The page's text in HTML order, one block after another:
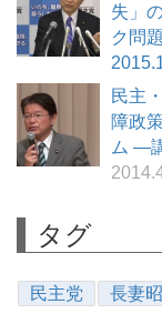
失」
ク問
民主
障政
ム ―
タグ
民主党 長妻昭